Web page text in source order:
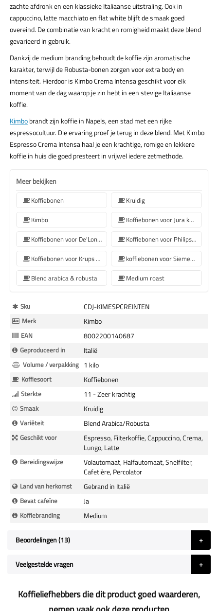
zachte afdronk en een klassieke Italiaanse uitstraling. Ook in
cappuccino, latte macchiato en flat white blijft de smaak goed
overeind. De combinatie van kracht en romigheid maakt deze blend
gevarieerd in gebruik.
Dankzij de medium branding behoudt de koffie zijn aromatische
karakter, terwijl de Robusta-bonen zorgen voor extra body en
intensiteit. Hierdoor is Kimbo Crema Intensa geschikt voor elk
moment van de dag waarop je zin hebt in een stevige Italiaanse
koffie.
Kimbobrandt zijn koffie in Napels, een stad met een rijke
espressocultuur. Die ervaring proef je terug in deze blend. Met Kimbo
Espresso Crema Intensa haal je een krachtige, romige en lekkere
koffie in huis die goed presteert in vrijwel iedere zetmethode.
Meer bekijken
Koffiebonen
Kruidig
Kimbo
Koffiebonen voor Jura koffiemachine
Koffiebonen voor De'Longhi koffiemachine
Koffiebonen voor Philips koffiemachine
Koffiebonen voor Krups koffiemachine
koffiebonen voor Siemens koffiemachine
Blend arabica & robusta
Medium roast
Meer
Informatie
Sku CDJ-KIMESPCREINTEN
Merk Kimbo
EAN 8002200140687
Geproduceerd in Italië
Volume / verpakking 1 kilo
Koffiesoort Koffiebonen
Sterkte 11 - Zeer krachtig
Smaak Kruidig
Variëteit Blend Arabica/Robusta
Geschikt voor
Espresso, Filterkoffie, Cappuccino, Crema,
Lungo, Latte
Bereidingswijze
Volautomaat, Halfautomaat, Snelfilter,
Cafetière, Percolator
Land van herkomst Gebrand in Italië
Bevat cafeïne Ja
Koffiebranding Medium
Beoordelingen 13
Veelgestelde vragen
Koffieliefhebbers die dit product goed waarderen,